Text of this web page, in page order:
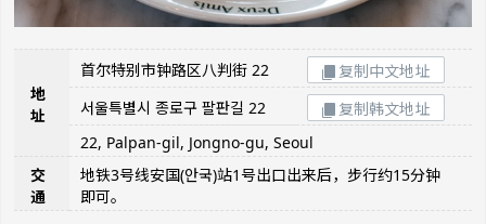
地
址
首尔特别市钟路区八判街 22
复制中文地址
서울특별시 종로구 팔판길 22
复制韩文地址
22, Palpan-gil, Jongno-gu, Seoul
交
通
地铁3号线安国(안국)站1号出口出来后，步行约15分钟
即可。